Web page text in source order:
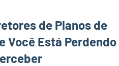
de Planos de
Você Está Perdendo